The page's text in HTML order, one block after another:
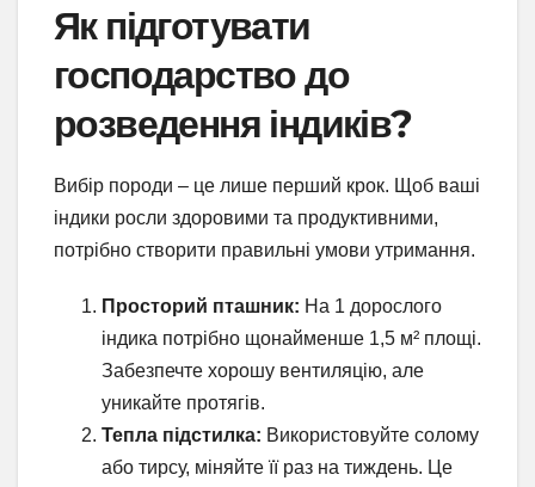
Як підготувати
господарство до
розведення індиків?
Вибір породи – це лише перший крок. Щоб ваші
індики росли здоровими та продуктивними,
потрібно створити правильні умови утримання.
Просторий пташник: На 1 дорослого
індика потрібно щонайменше 1,5 м² площі.
Забезпечте хорошу вентиляцію, але
уникайте протягів.
Тепла підстилка: Використовуйте солому
або тирсу, міняйте її раз на тиждень. Це